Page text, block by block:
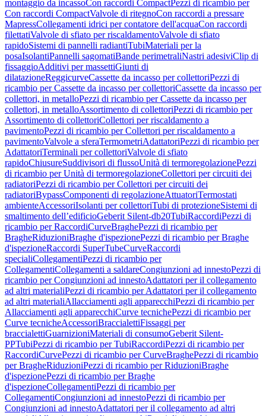
montaggio da incassoCon raccordi CompactPezzi di ricambio per
Con raccordi CompactValvole di ritegnoCon raccordi a pressare
MapressCollegamenti idrici per contatore dell'acquaCon raccordi
filettatiValvole di sfiato per riscaldamentoValvole di sfiato
rapidoSistemi di pannelli radiantiTubiMateriali per la
posaIsolantiPannelli sagomatiBande perimetraliNastri adesiviClip di
fissaggioAdditivi per massettiGiunti di
dilatazioneReggicurveCassette da incasso per collettoriPezzi di
ricambio per Cassette da incasso per collettoriCassette da incasso per
collettori, in metalloPezzi di ricambio per Cassette da incasso per
collettori, in metalloAssortimento di collettoriPezzi di ricambio per
Assortimento di collettoriCollettori per riscaldamento a
pavimentoPezzi di ricambio per Collettori per riscaldamento a
pavimentoValvole a sferaTermometriAdattatoriPezzi di ricambio per
AdattatoriTerminali per collettoriValvole di sfiato
rapidoChiusureSuddivisori di flussoUnità di termoregolazionePezzi
di ricambio per Unità di termoregolazioneCollettori per circuiti dei
radiatoriPezzi di ricambio per Collettori per circuiti dei
radiatoriBypassComponenti di regolazioneAttuatoriTermostati
ambienteAccessoriIsolanti per collettoriTubi di protezioneSistemi di
smaltimento dell’edificioGeberit Silent-db20TubiRaccordiPezzi di
ricambio per RaccordiCurveBraghePezzi di ricambio per
BragheRiduzioniBraghe d'ispezionePezzi di ricambio per Braghe
d'ispezioneRaccordi SuperTubeCurveRaccordi
specialiCollegamentiPezzi di ricambio per
CollegamentiCollegamenti a saldareCongiunzioni ad innestoPezzi di
ricambio per Congiunzioni ad innestoAdattatori per il collegamento
ad altri materialiPezzi di ricambio per Adattatori per il collegamento
ad altri materialiAllacciamenti agli apparecchiPezzi di ricambio per
Allacciamenti agli apparecchiCurve tecnichePezzi di ricambio per
Curve tecnicheAccessoriBraccialettiFissaggi per
braccialettiGuarnizioniMateriali di consumoGeberit Silent-
PPTubiPezzi di ricambio per TubiRaccordiPezzi di ricambio per
RaccordiCurvePezzi di ricambio per CurveBraghePezzi di ricambio
per BragheRiduzioniPezzi di ricambio per RiduzioniBraghe
d'ispezionePezzi di ricambio per Braghe
d'ispezioneCollegamentiPezzi di ricambio per
CollegamentiCongiunzioni ad innestoPezzi di ricambio per
Congiunzioni ad innestoAdattatori per il collegamento ad altri